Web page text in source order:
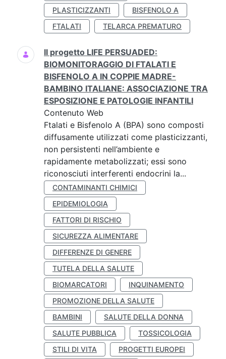
PLASTICIZZANTI
BISFENOLO A
FTALATI
TELARCA PREMATURO
Il progetto LIFE PERSUADED:
BIOMONITORAGGIO DI FTALATI E
BISFENOLO A IN COPPIE MADRE-
BAMBINO ITALIANE: ASSOCIAZIONE TRA
ESPOSIZIONE E PATOLOGIE INFANTILI
Contenuto Web
Ftalati e Bisfenolo A (BPA) sono composti
diffusamente utilizzati come plasticizzanti,
non persistenti nell’ambiente e
rapidamente metabolizzati; essi sono
riconosciuti interferenti endocrini la...
CONTAMINANTI CHIMICI
EPIDEMIOLOGIA
FATTORI DI RISCHIO
SICUREZZA ALIMENTARE
DIFFERENZE DI GENERE
TUTELA DELLA SALUTE
BIOMARCATORI
INQUINAMENTO
PROMOZIONE DELLA SALUTE
BAMBINI
SALUTE DELLA DONNA
SALUTE PUBBLICA
TOSSICOLOGIA
STILI DI VITA
PROGETTI EUROPEI